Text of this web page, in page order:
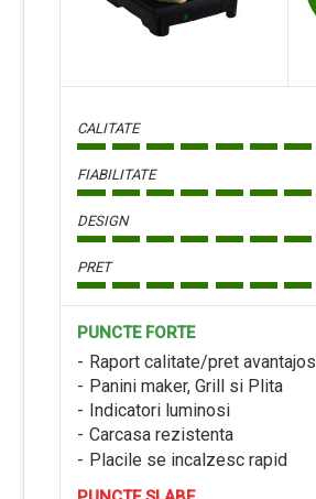
CALITATE
FIABILITATE
DESIGN
PRET
PUNCTE FORTE
Raport calitate/pret avantajos
Panini maker, Grill si Plita
Indicatori luminosi
Carcasa rezistenta
Placile se incalzesc rapid